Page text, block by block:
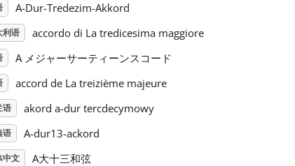
A-Dur-Tredezim-Akkord
利语 accordo di La tredicesima maggiore
A メジャーサーティーンスコード
accord de La treizième majeure
语 akord a-dur tercdecymowy
语 A-dur13-ackord
中文 A大十三和弦